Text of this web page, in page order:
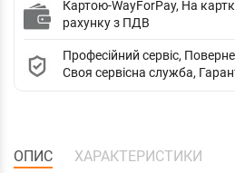
Картою-WayForPay, На
рахунку з ПДВ
Професійний сервіс,
Своя сервісна служба,
ОПИС ХАРАКТЕРИСТИКИ